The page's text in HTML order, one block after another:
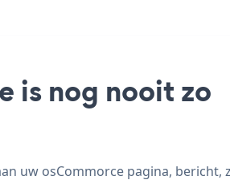
is nog nooit zo
uw osCommorce pagina, bericht,